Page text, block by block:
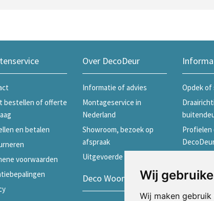
Wij
Wij maken
bestellen of offerte
en betalen
voorwaarden
Over DecoDeur
Informatie of advies
Montageservice in
Nederland
Showroom, bezoek op
afspraak
Uitgevoerde projecten
Deco Woonwinkels
Opdek of
Profielen
Skantrae
Weekamp